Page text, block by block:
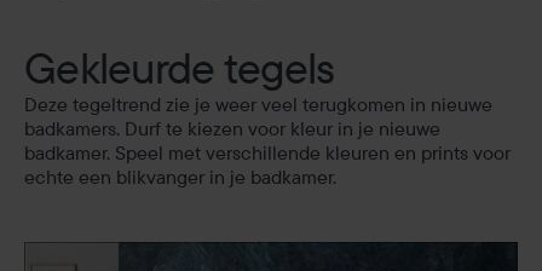
Gekleurde tegels
Deze tegeltrend zie je weer veel terugkomen in nieuwe
badkamers. Durf te kiezen voor kleur in je nieuwe
badkamer. Speel met verschillende kleuren en prints voor
echte een blikvanger in je badkamer.